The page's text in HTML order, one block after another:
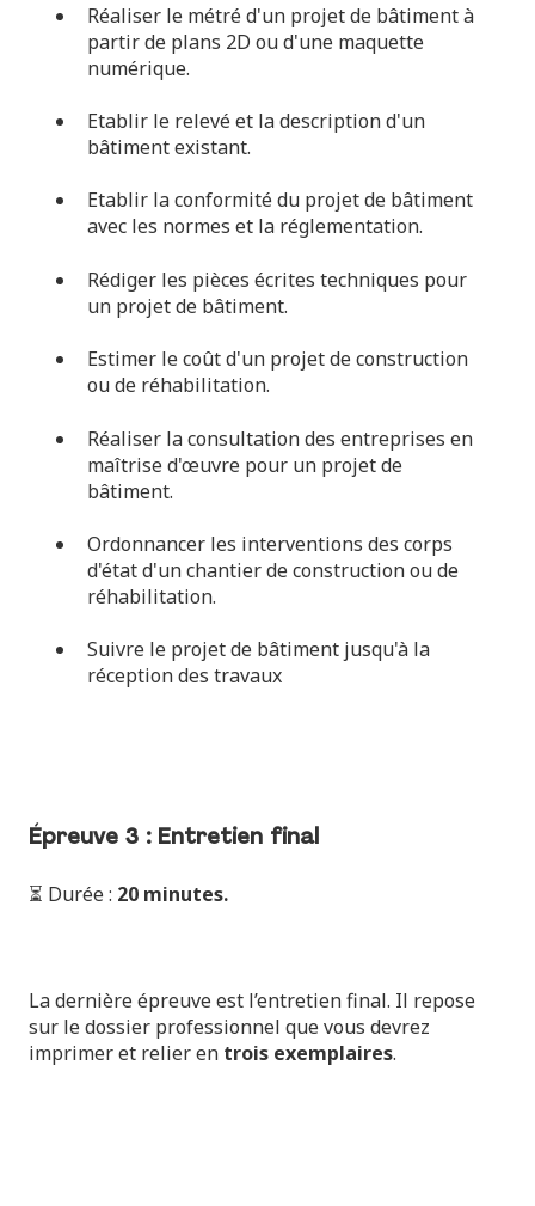
Réaliser le métré d'un projet de bâtiment à
partir de plans 2D ou d'une maquette
numérique.
Etablir le relevé et la description d'un
bâtiment existant.
Etablir la conformité du projet de bâtiment
avec les normes et la réglementation.
Rédiger les pièces écrites techniques pour
un projet de bâtiment.
Estimer le coût d'un projet de construction
ou de réhabilitation.
Réaliser la consultation des entreprises en
maîtrise d'œuvre pour un projet de
bâtiment.
Ordonnancer les interventions des corps
d'état d'un chantier de construction ou de
réhabilitation.
Suivre le projet de bâtiment jusqu'à la
réception des travaux
Épreuve 3 : Entretien final
⏳ Durée: 20 minutes.
La dernière épreuve est l’entretien final. Il repose
sur ledossier professionnel que vous devrez
imprimer et relier en trois exemplaires.